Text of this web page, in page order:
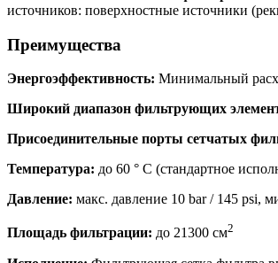
источников: поверхностные источники
Преимущества
Энергоэффективность: Минимальный
Широкий диапазон фильтрующих
Присоединительные порты сетчатых
Температура: до 60 ° C (стандартное
Давление: макс. давление 10 bar / 145 psi,
Площадь фильтрации: до 21300 см2